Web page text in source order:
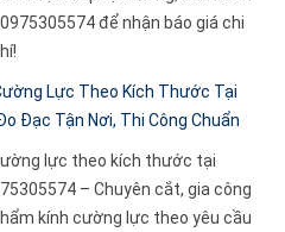
để nhận báo giá chi
Lực Theo Kích Thước Tại
Đạc Tận Nơi, Thi Công Chuẩn
lực theo kích thước tại
– Chuyên cắt, gia công
kính cường lực theo yêu cầu